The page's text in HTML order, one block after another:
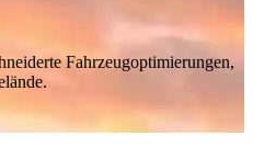
Fahrzeugoptimierungen,